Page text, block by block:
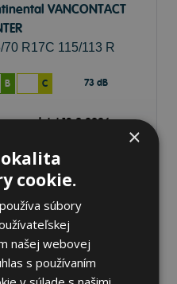
VANCONTACT
70 R17C 115/113 R
B C 73 dB
predajni 13.8.2026
×
cookie.
súbory
našej webovej
s používaním